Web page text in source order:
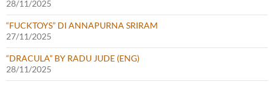
28/11/2025
“FUCKTOYS” DI ANNAPURNA SRIRAM
27/11/2025
“DRACULA” BY RADU JUDE (ENG)
28/11/2025